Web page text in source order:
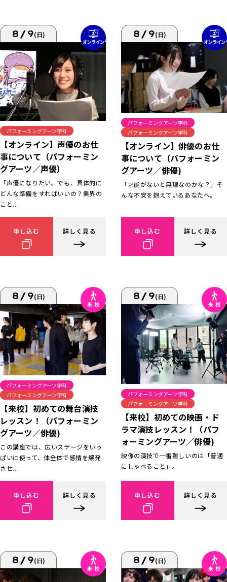
8/9(日)
パフォーミングアーツ学科
【オンライン】声優のお仕
事について（パフォーミン
グアーツ／声優）
「声優になりたい。でも、具体的に
どんな準備をすればいいの？業界の
こと...
申し込む 詳しく見る
8/9(日)
パフォーミングアーツ学科
パフォーミングアーツ学科
【オンライン】俳優のお仕
事について（パフォーミン
グアーツ／俳優)
「才能がないと無理なのかな？」そ
んな不安を抱えているあなたへ。
申し込む 詳しく見る
8/9(日)
パフォーミングアーツ学科
パフォーミングアーツ学科
【来校】初めての舞台演技
レッスン！（パフォーミン
グアーツ／俳優)
この講座では、広いステージをいっ
ぱいに使って、体全体で感情を爆発
させ...
申し込む 詳しく見る
8/9(日)
パフォーミングアーツ学科
パフォーミングアーツ学科
【来校】初めての映画・ド
ラマ演技レッスン！（パフ
ォーミングアーツ／俳優)
映像の演技で一番難しいのは「普通
にしゃべること」。
申し込む 詳しく見る
8/9(日) 8/9(日)